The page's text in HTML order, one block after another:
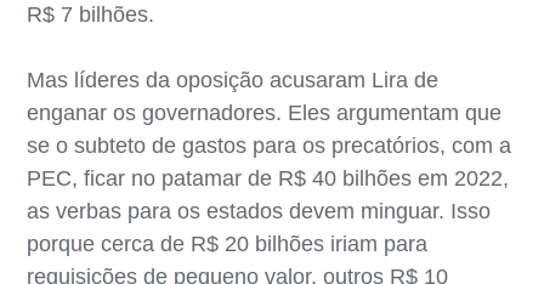
R$ 7 bilhões.
Mas líderes da oposição acusaram Lira de
enganar os governadores. Eles argumentam que
se o subteto de gastos para os precatórios, com a
PEC, ficar no patamar de R$ 40 bilhões em 2022,
as verbas para os estados devem minguar. Isso
porque cerca de R$ 20 bilhões iriam para
requisições de pequeno valor, outros R$ 10